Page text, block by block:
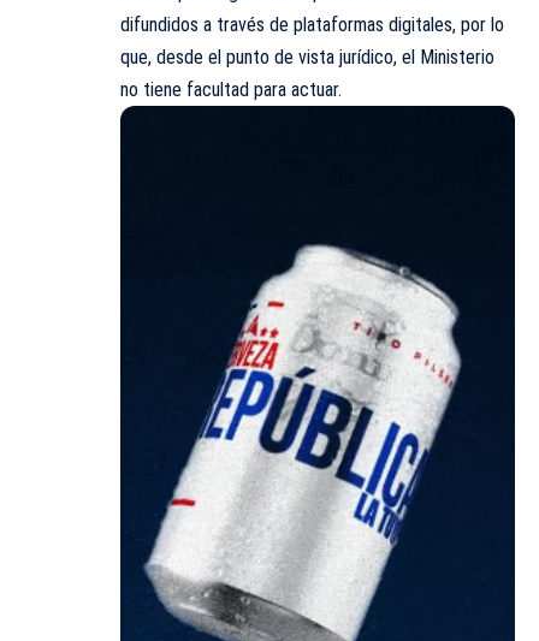
difundidos a través de plataformas digitales, por lo
que, desde el punto de vista jurídico, el Ministerio
no tiene facultad para actuar.